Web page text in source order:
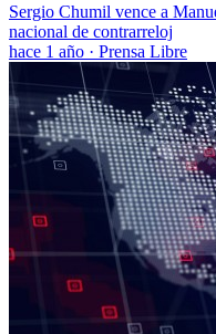
Sergio Chumil vence a
nacional de contrarreloj
hace 1 año · Prensa Libre